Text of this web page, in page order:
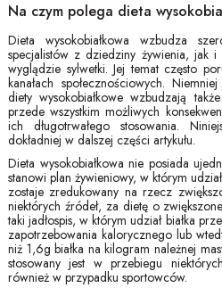
Na czym polega dieta
Dieta wysokobiałkowa wzbudza
specjalistów z dziedziny żywienia, jak
wyglądzie sylwetki. Jej temat często
kanałach społecznościowych.
diety wysokobiałkowe wzbudzają
przede wszystkim możliwych
ich długotrwałego stosowania.
dokładniej w dalszej części artykułu.
Dieta wysokobiałkowa nie posiada
stanowi plan żywieniowy, w którym
zostaje zredukowany na rzecz
niektórych źródeł, za dietę o
taki jadłospis, w którym udział białka
zapotrzebowania kalorycznego lub
niż 1,6g białka na kilogram należnej
stosowany jest w przebiegu
również w przypadku sportowców.